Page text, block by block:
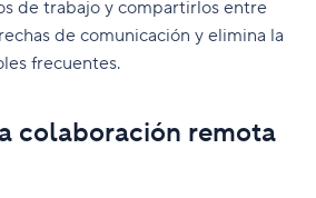
de trabajo y compartirlos entre
de comunicación y elimina la
frecuentes.
colaboración remota